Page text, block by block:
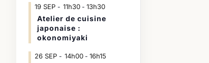
19 SEP 11h30- 13h30
Atelier de cuisine
japonaise :
okonomiyaki
26 SEP 14h00- 16h15